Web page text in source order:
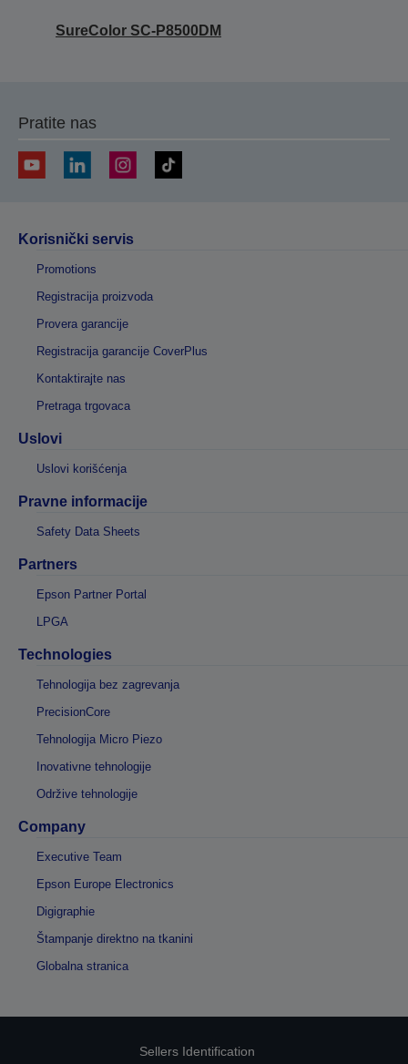
SureColor SC-P8500DM
Pratite nas
Korisnički servis
Promotions
Registracija proizvoda
Provera garancije
Registracija garancije CoverPlus
Kontaktirajte nas
Pretraga trgovaca
Uslovi
Uslovi korišćenja
Pravne informacije
Safety Data Sheets
Partners
Epson Partner Portal
LPGA
Technologies
Tehnologija bez zagrevanja
PrecisionCore
Tehnologija Micro Piezo
Inovativne tehnologije
Održive tehnologije
Company
Executive Team
Epson Europe Electronics
Digigraphie
Štampanje direktno na tkanini
Globalna stranica
Sellers Identification